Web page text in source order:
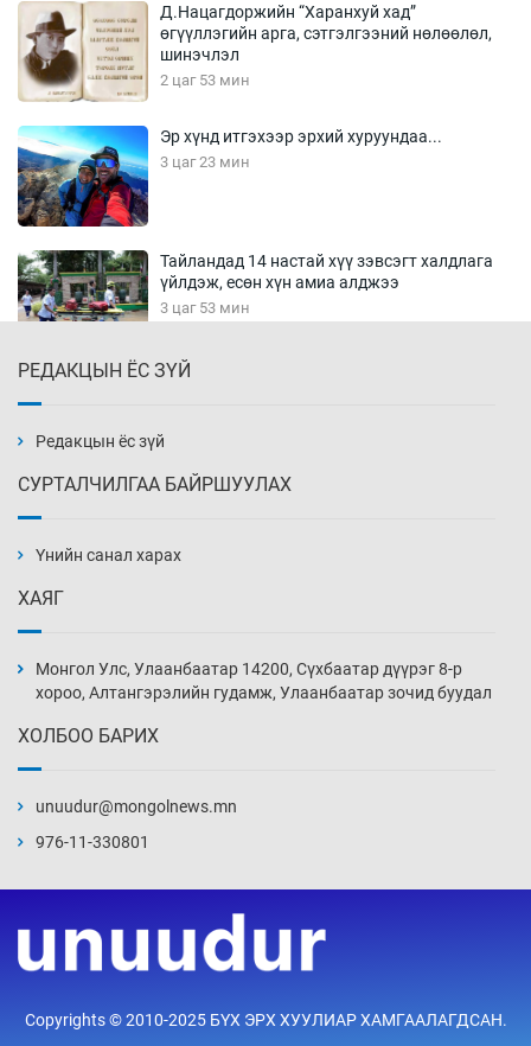
Д.Нацагдоржийн “Харанхуй хад”
өгүүллэгийн арга, сэтгэлгээний нөлөөлөл,
шинэчлэл
2 цаг 53 мин
Эр хүнд итгэхээр эрхий хуруундаа...
3 цаг 23 мин
Тайландад 14 настай хүү зэвсэгт халдлага
үйлдэж, есөн хүн амиа алджээ
3 цаг 53 мин
4 цаг 53 мин
5 цаг 23 мин
5 цаг 53 мин
6 цаг 8 мин
бүртгэлийг энэ баасан гарагт эхлүүлнэ
РЕДАКЦЫН ЁС ЗҮЙ
Редакцын ёс зүй
СУРТАЛЧИЛГАА БАЙРШУУЛАХ
Үнийн санал харах
ХАЯГ
Монгол Улс, Улаанбаатар 14200, Сүхбаатар дүүрэг 8-р
хороо, Алтангэрэлийн гудамж, Улаанбаатар зочид буудал
ХОЛБОО БАРИХ
unuudur@mongolnews.mn
976-11-330801
Copyrights © 2010-2025 БҮХ ЭРХ ХУУЛИАР ХАМГААЛАГДСАН.